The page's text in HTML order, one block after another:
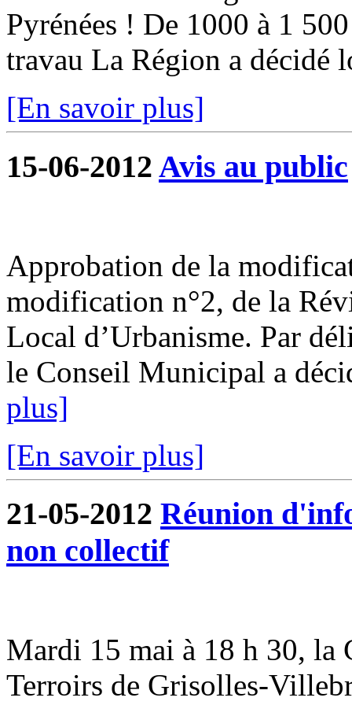
Pyrénées ! De 1000 à 1
travau La Région a décidé
[En savoir plus]
15-06-2012 Avis au public
Approbation de la
modification n°2, de la
Local d’Urbanisme. Par
le Conseil Municipal a
plus]
[En savoir plus]
21-05-2012 Réunion
non collectif
Mardi 15 mai à 18 h 30, la
Terroirs de Grisolles-